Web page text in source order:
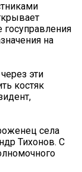
госуправления
на
эти
костяк
села
Тихонов. С